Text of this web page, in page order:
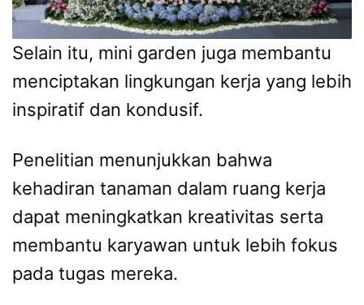
Selain itu, mini garden juga membantu
menciptakan lingkungan kerja yang lebih
inspiratif dan kondusif.
Penelitian menunjukkan bahwa
kehadiran tanaman dalam ruang kerja
dapat meningkatkan kreativitas serta
membantu karyawan untuk lebih fokus
pada tugas mereka.